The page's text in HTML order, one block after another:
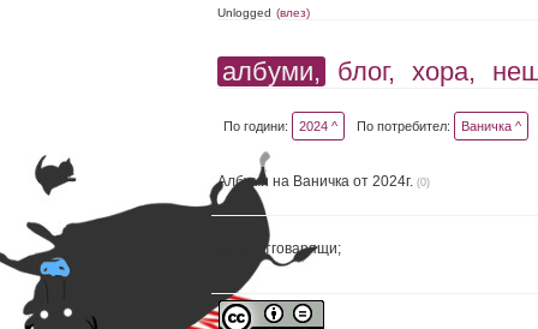
Unlogged (влез)
албуми, блог, хора,
По години: 2024 ^ По потребител: Ваничка ^
Албуми на Ваничка от 2024г. (0)
няма отговарящи;